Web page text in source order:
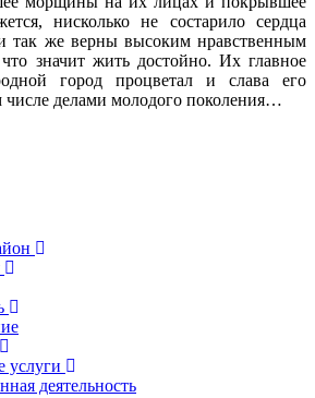
нисколько не состарило сердца
так же верны высоким нравственным
значит жить достойно. Их главное
город процветал и слава его
делами молодого поколения…
услуги
деятельность